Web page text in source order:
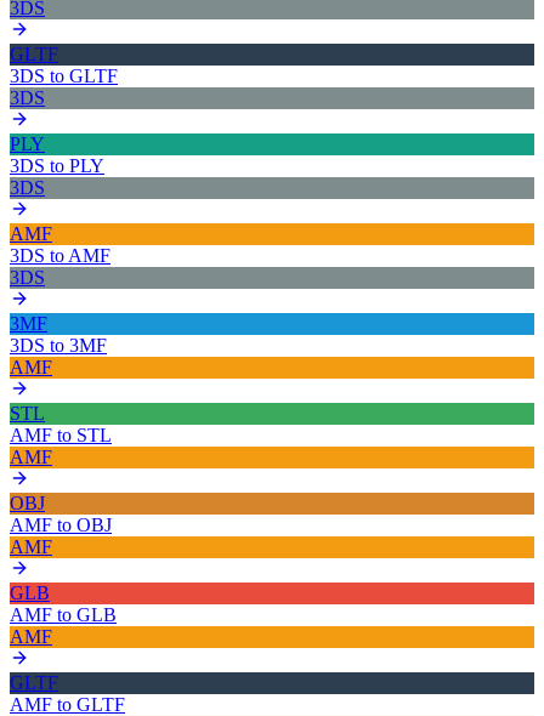
3DS
GLTF
3DS to GLTF
3DS
PLY
3DS to PLY
3DS
AMF
3DS to AMF
3DS
3MF
3DS to 3MF
AMF
STL
AMF to STL
AMF
OBJ
AMF to OBJ
AMF
GLB
AMF to GLB
AMF
GLTF
AMF to GLTF